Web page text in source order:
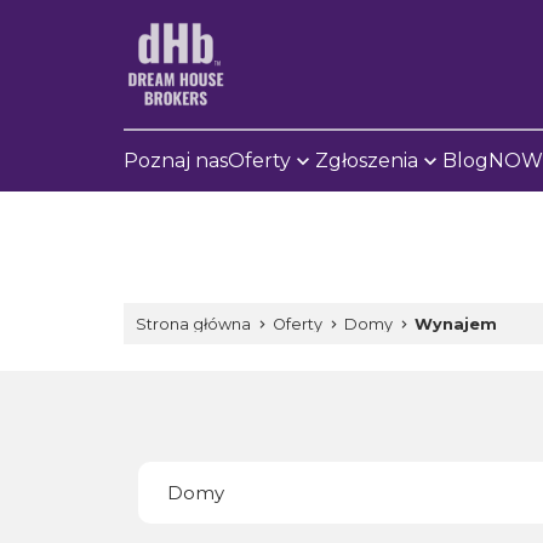
Poznaj nasOferty Zgłoszenia Blog
Strona główna Oferty Domy Wynajem